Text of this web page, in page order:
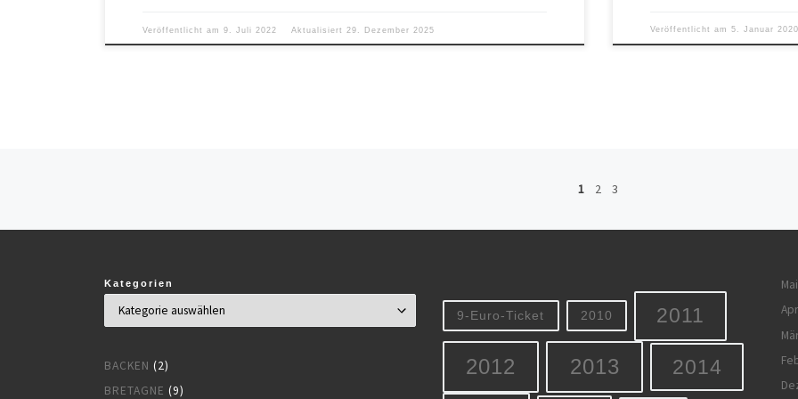
Veröffentlicht am 9. Juli 2022 Aktualisiert 29. Dezember 2025 Veröffentlicht am 5. Januar 2020
1 2 3
Kategorien
BACKEN (2)
BRETAGNE (9)
9-Euro-Ticket 2010 2011
2012 2013 2014